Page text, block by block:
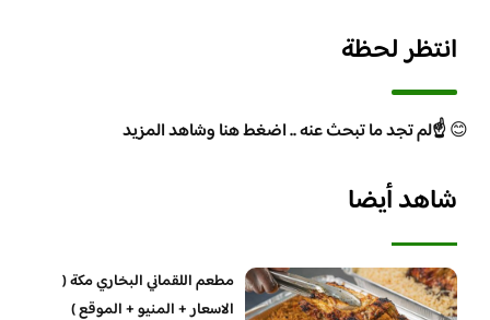
انتظر لحظة
😊☝️لم تجد ما تبحث عنه .. اضغط هنا وشاهد المزيد
شاهد أيضا
مطعم اللقماني البخاري مكة (
الاسعار + المنيو + الموقع )